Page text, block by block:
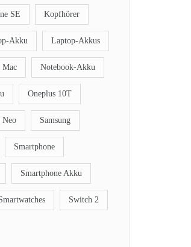
SE Kopfhörer
Akku Laptop-Akkus
Mac Notebook-Akku
Oneplus 10T
Neo Samsung
Smartphone
Smartphone Akku
Switch 2